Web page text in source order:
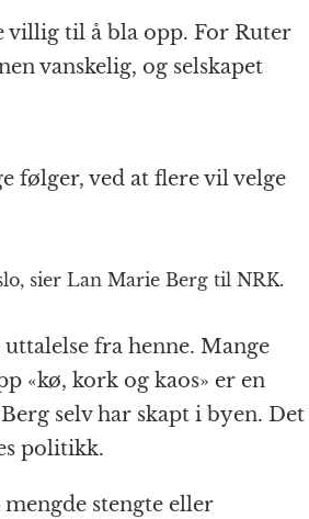
villig til å bla opp. For Ruter
vanskelig, og selskapet
følger, ved at flere vil velge
sier Lan Marie Berg til NRK.
fra henne. Mange
«kø, kork og kaos» er en
selv har skapt i byen. Det
politikk.
stengte eller